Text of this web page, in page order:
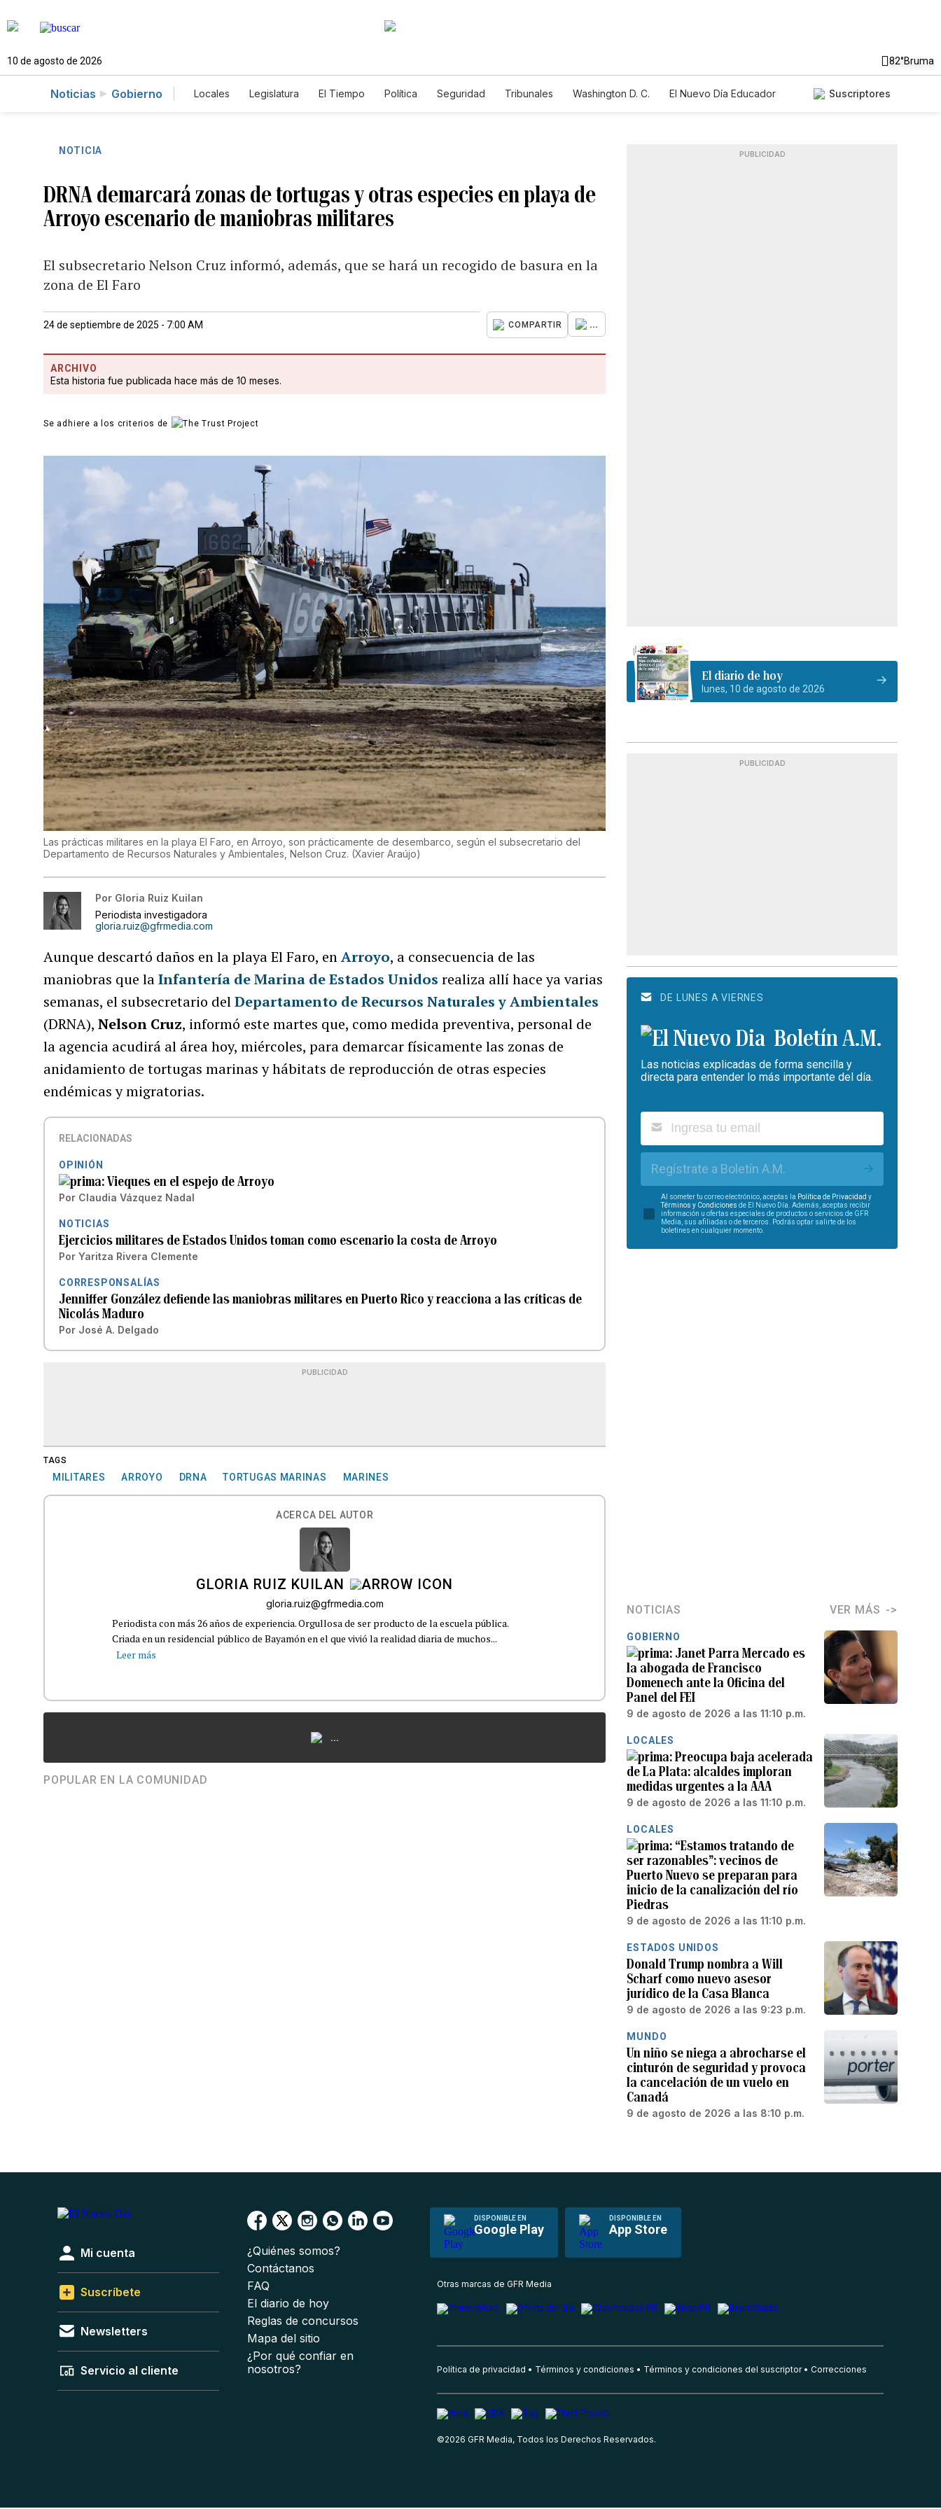
10 de agosto de 2026 82°Bruma
Noticias Gobierno Locales Legislatura El Tiempo Política Seguridad Tribunales Washington D. C.
El Nuevo Día Educador
Suscriptores
NOTICIA
DRNA demarcará zonas de tortugas y otras especies en playa de
Arroyo escenario de maniobras militares
El subsecretario Nelson Cruz informó, además, que se hará un recogido de basura en la
zona de El Faro
24 de septiembre de 2025 - 7:00 AM COMPARTIR ...
ARCHIVO
Esta historia fue publicada hace más de 10 meses.
Se adhiere a los criterios de
Las prácticas militares en la playa El Faro, en Arroyo, son prácticamente de desembarco, según el subsecretario del
Departamento de Recursos Naturales y Ambientales, Nelson Cruz. (Xavier Araújo)
Por Gloria Ruiz Kuilan
Periodista investigadora
gloria.ruiz@gfrmedia.com
Aunque descartó daños en la playa El Faro, enArroyo, a consecuencia de las
maniobras que laInfantería de Marina de Estados Unidos realiza allí hace ya varias
semanas, el subsecretario delDepartamento de Recursos Naturales y Ambientales
(DRNA),Nelson Cruz, informó este martes que, como medida preventiva, personal de
la agencia acudirá al área hoy, miércoles, para demarcar físicamente las zonas de
anidamiento de tortugas marinas y hábitats de reproducción de otras especies
endémicas y migratorias.
RELACIONADAS
OPINIÓN
Vieques en el espejo de Arroyo
Por Claudia Vázquez Nadal
NOTICIAS
Ejercicios militares de Estados Unidos toman como escenario la costa de Arroyo
Por Yaritza Rivera Clemente
CORRESPONSALÍAS
Jenniffer González defiende las maniobras militares en Puerto Rico y reacciona a las críticas de
Nicolás Maduro
Por José A. Delgado
PUBLICIDAD
TAGS
MILITARES ARROYO DRNA TORTUGAS MARINAS MARINES
ACERCA DEL AUTOR
GLORIA RUIZ KUILAN
gloria.ruiz@gfrmedia.com
Periodista con más 26 años de experiencia. Orgullosa de ser producto de la escuela pública.
Criada en un residencial público de Bayamón en el que vivió la realidad diaria de muchos...
Leer más
...
POPULAR EN LA COMUNIDAD
PUBLICIDAD
El diario de hoy
lunes, 10 de agosto de 2026
PUBLICIDAD
DE LUNES A VIERNES
Boletín A.M.
Las noticias explicadas de forma sencilla y
directa para entender lo más importante del día.
Regístrate a Boletín A.M.
Al someter tu correo electrónico, aceptas la Política de Privacidad y
Términos y Condiciones de El Nuevo Día. Además, aceptas recibir
información u ofertas especiales de productos o servicios de GFR
Media, sus afiliadas o de terceros. Podrás optar salirte de los
boletines en cualquier momento.
NOTICIAS VER MÁS
GOBIERNO
Janet Parra Mercado es
la abogada de Francisco
Domenech ante la Oficina del
Panel del FEI
9 de agosto de 2026 a las 11:10 p.m.
LOCALES
Preocupa baja acelerada
de La Plata: alcaldes imploran
medidas urgentes a la AAA
9 de agosto de 2026 a las 11:10 p.m.
LOCALES
“Estamos tratando de
ser razonables”: vecinos de
Puerto Nuevo se preparan para
inicio de la canalización del río
Piedras
9 de agosto de 2026 a las 11:10 p.m.
ESTADOS UNIDOS
Donald Trump nombra a Will
Scharf como nuevo asesor
jurídico de la Casa Blanca
9 de agosto de 2026 a las 9:23 p.m.
MUNDO
Un niño se niega a abrocharse el
cinturón de seguridad y provoca
la cancelación de un vuelo en
Canadá
9 de agosto de 2026 a las 8:10 p.m.
DISPONIBLE EN
Google Play
DISPONIBLE EN
App Store
Mi cuenta
Suscríbete
Newsletters
Servicio al cliente
¿Quiénes somos?
Contáctanos
FAQ
El diario de hoy
Reglas de concursos
Mapa del sitio
¿Por qué confiar en
nosotros?
Otras marcas de GFR Media
Política de privacidad Términos y condiciones Términos y condiciones del suscriptor Correcciones
©2026 GFR Media, Todos los Derechos Reservados.